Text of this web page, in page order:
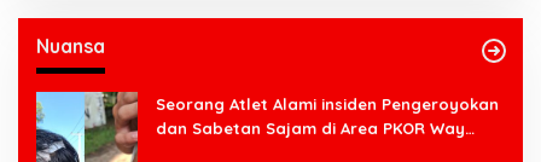
Nuansa
Seorang Atlet Alami insiden Pengeroyokan
dan Sabetan Sajam di Area PKOR Way